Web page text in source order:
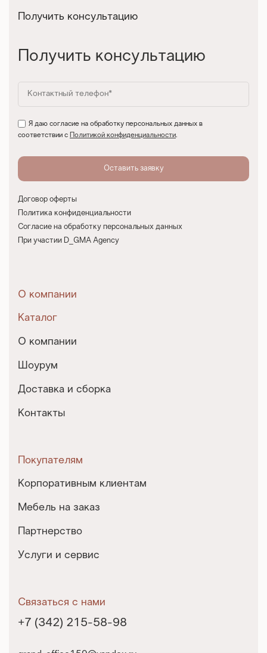
Получить консультацию
Получить консультацию
Я даю согласие на обработку персональных данных в
соответствии с
Политикой конфиденциальности.
Договор оферты
Политика конфиденциальности
Согласие на обработку персональных данных
При участии D_GMA Agency
О компании
Каталог
О компании
Шоурум
Доставка и сборка
Контакты
Покупателям
Корпоративным клиентам
Мебель на заказ
Партнерство
Услуги и сервис
Связаться с нами
+7 (342) 215-58-98